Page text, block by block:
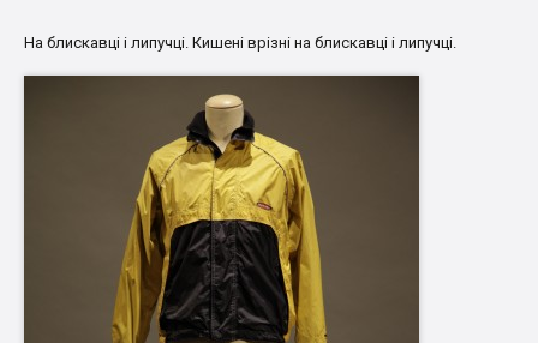
На блискавці і липучці. Кишені врізні на блискавці і липучці.